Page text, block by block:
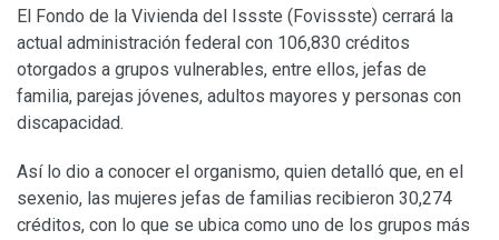
El Fondo de la Vivienda del Issste (Fovissste) cerrará la
actual administración federal con 106,830 créditos
otorgados a grupos vulnerables, entre ellos, jefas de
familia, parejas jóvenes, adultos mayores y personas con
discapacidad.
Así lo dio a conocer el organismo, quien detalló que, en el
sexenio, las mujeres jefas de familias recibieron 30,274
créditos, con lo que se ubica como uno de los grupos más